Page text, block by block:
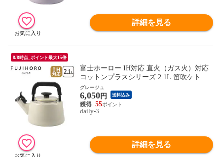
詳細を見る
8/8時点_ポイント最大15倍
富士ホーロー IH対応 直火（ガス火）対応
コットンプラスシリーズ 2.1L 笛吹ケトル
グレージュ CTP-2.1WK.GG やかん FUJIHO
RO ほうろう ホーロー 【北海道・沖縄は99
0円加算】 fuj611-3
グレージュ
6,050円 送料込み
55
daily-3
詳細を見る